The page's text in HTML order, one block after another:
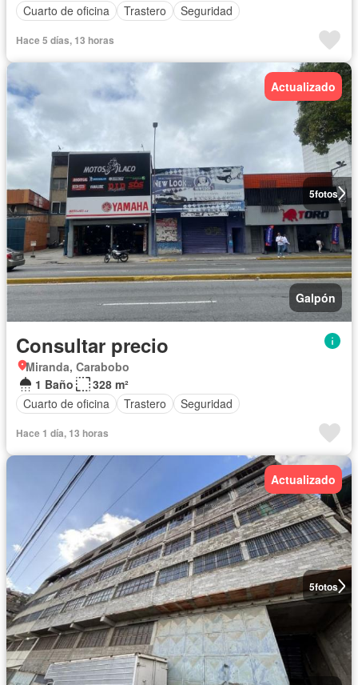
Cuarto de oficina
Trastero Seguridad
Hace 5 días, 13 horas
5fotos
Actualizado
Galpón
Consultar precio
Miranda, Carabobo
1 Baño
328 m²
Cuarto de oficina
Trastero Seguridad
Hace 1 día, 13 horas
5fotos
Actualizado